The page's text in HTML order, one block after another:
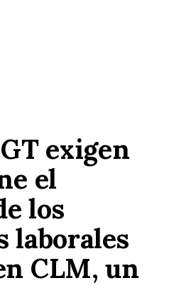
exigen
el
los
laborales
CLM, un